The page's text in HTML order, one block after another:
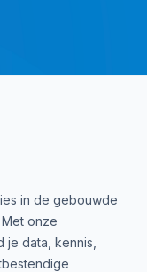
in de gebouwde
onze
data, kennis,